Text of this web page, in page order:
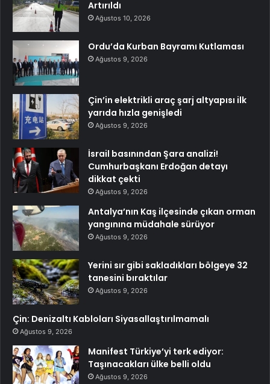
Artırıldı
Ağustos 10, 2026
Ordu’da Kurban Bayramı Kutlaması
Ağustos 9, 2026
Çin’in elektrikli araç şarj altyapısı ilk
yarıda hızla genişledi
Ağustos 9, 2026
İsrail basınından Şara analizi!
Cumhurbaşkanı Erdoğan detayı
dikkat çekti
Ağustos 9, 2026
Antalya’nın Kaş ilçesinde çıkan orman
yangınına müdahale sürüyor
Ağustos 9, 2026
Yerini sır gibi sakladıkları bölgeye 32
tanesini bıraktılar
Ağustos 9, 2026
Çin: Denizaltı Kabloları Siyasallaştırılmamalı
Ağustos 9, 2026
Manifest Türkiye’yi terk ediyor:
Taşınacakları ülke belli oldu
Ağustos 9, 2026